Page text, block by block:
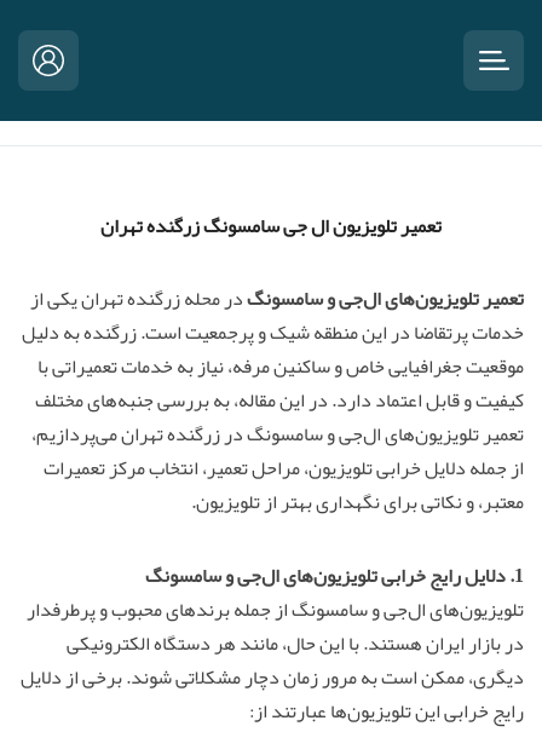
تعمیر تلویزیون ال جی سامسونگ زرگنده تهران
تعمیر تلویزیون‌های ال‌جی و سامسونگدر محله زرگنده تهران یکی از
خدمات پرتقاضا در این منطقه شیک و پرجمعیت است. زرگنده به دلیل
موقعیت جغرافیایی خاص و ساکنین مرفه، نیاز به خدمات تعمیراتی با
کیفیت و قابل اعتماد دارد. در این مقاله، به بررسی جنبه‌های مختلف
تعمیر تلویزیون‌های ال‌جی و سامسونگ در زرگنده تهران می‌پردازیم،
از جمله دلایل خرابی تلویزیون، مراحل تعمیر، انتخاب مرکز تعمیرات
معتبر، و نکاتی برای نگهداری بهتر از تلویزیون.
1. دلایل رایج خرابی تلویزیون‌های ال‌جی و سامسونگ
تلویزیون‌های ال‌جی و سامسونگ از جمله برندهای محبوب و پرطرفدار
در بازار ایران هستند. با این حال، مانند هر دستگاه الکترونیکی
دیگری، ممکن است به مرور زمان دچار مشکلاتی شوند. برخی از دلایل
رایج خرابی این تلویزیون‌ها عبارتند از: